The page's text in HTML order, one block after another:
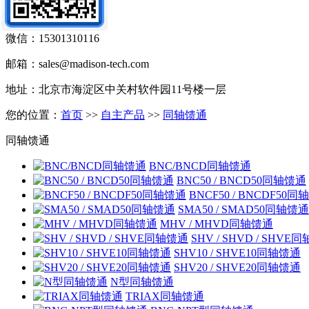
手机：15301310116
微信：15301310116
邮箱：sales@madison-tech.com
地址：北京市海淀区中关村软件园11号楼一层
您的位置： 首页 >> 自主产品 >> 同轴馈通
同轴馈通
BNC/BNCD同轴馈通
BNC50 / BNCD50同轴馈通
BNCF50 / BNCDF50同
SMA50 / SMAD50同轴馈通
MHV / MHVD同轴馈通
SHV / SHVD / SHVE同
SHV10 / SHVE10同轴馈通
SHV20 / SHVE20同轴馈通
N型同轴馈通
TRIAX同轴馈通